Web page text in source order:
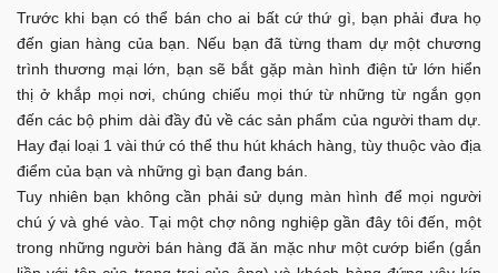
Trước khi bạn có thể bán cho ai bất cứ thứ gì, bạn phải đưa họ
đến gian hàng của bạn. Nếu bạn đã từng tham dự một chương
trình thương mại lớn, bạn sẽ bắt gặp màn hình điện tử lớn hiển
thị ở khắp mọi nơi, chúng chiếu mọi thứ từ những từ ngắn gọn
đến các bộ phim dài đầy đủ về các sản phẩm của người tham dự.
Hay đại loại 1 vài thứ có thể thu hút khách hàng, tùy thuộc vào địa
điểm của bạn và những gì bạn đang bán.
Tuy nhiên bạn không cần phải sử dụng màn hình để mọi người
chú ý và ghé vào. Tại một chợ nông nghiệp gần đây tôi đến, một
trong những người bán hàng đã ăn mặc như một cướp biển (gắn